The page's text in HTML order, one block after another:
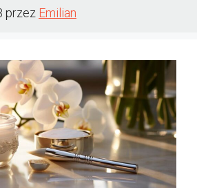
przez Emilian